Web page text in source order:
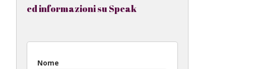
ed informazioni su Speak
Nome